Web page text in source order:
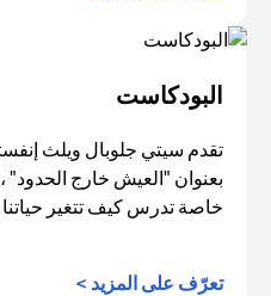
البودكاست
تقدم سيتي جلوبال ويلث
بعنوان "العيش خارج
خاصة تدرس كيف تتغير حياتنا
تعرّف على المزيد >